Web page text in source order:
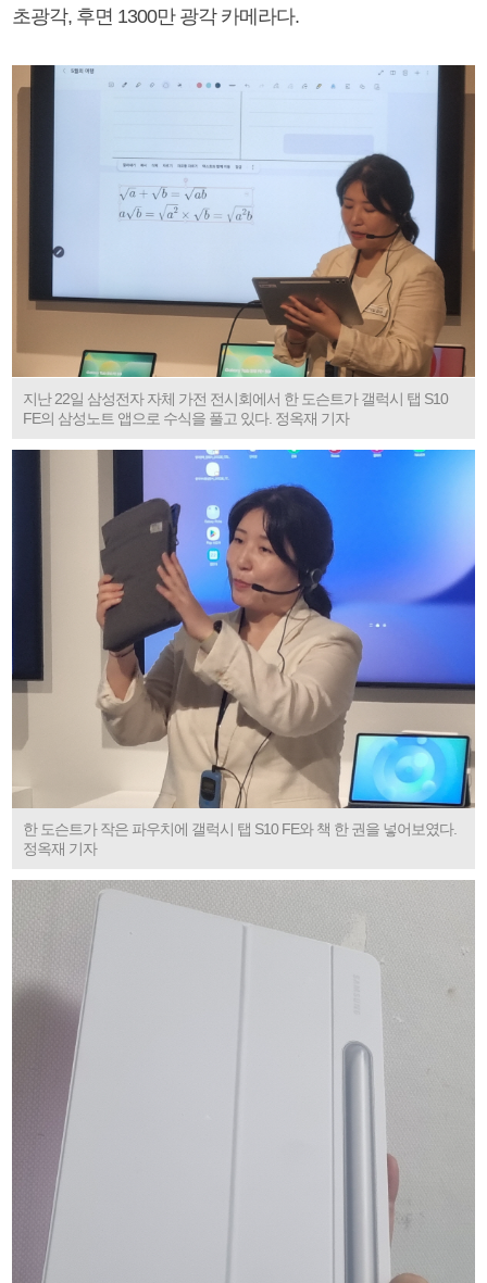
초광각, 후면 1300만 광각 카메라다.
지난 22일 삼성전자 자체 가전 전시회에서 한 도슨트가 갤럭시 탭 S10
FE의 삼성노트 앱으로 수식을 풀고 있다. 정옥재 기자
한 도슨트가 작은 파우치에 갤럭시 탭 S10 FE와 책 한 권을 넣어보였다.
정옥재 기자